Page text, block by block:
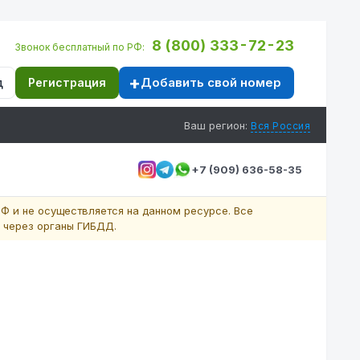
Звонок бесплатный по РФ: 8 (800) 333-72-23
Регистрация Добавить свой номер
Ваш регион: Вся Россия
+7 (909) 636-58-35
и не осуществляется на данном ресурсе. Все
органы ГИБДД.